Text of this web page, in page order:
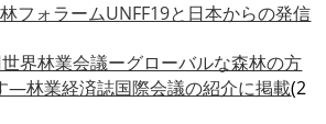
フォラームUNFF19と日本からの発信
界林業会議ーグローバルな森林の方
―林業経済誌国際会議の紹介に掲載(2